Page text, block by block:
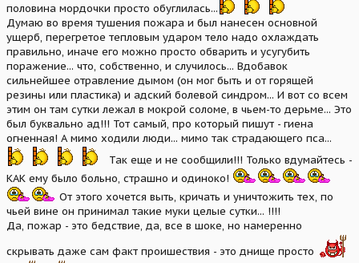
половина мордочки просто обуглилась...
Думаю во время тушения пожара и был нанесен основной
ущерб, перегретое тепловым ударом тело надо охлаждать
правильно, иначе его можно просто обварить и усугубить
поражение... что, собственно, и случилось... Вдобавок
сильнейшее отравление дымом (он мог быть и от горящей
резины или пластика) и адский болевой синдром... И вот со всем
этим он там сутки лежал в мокрой соломе, в чьем-то дерьме... Это
был буквально ад!!! Тот самый, про который пишут - гиена
огненная! А мимо ходили люди... мимо так страдающего пса...
Так еще и не сообщили!!! Только вдумайтесь -
КАК ему было больно, страшно и одиноко!
От этого хочется выть, кричать и уничтожить тех, по
чьей вине он принимал такие муки целые сутки... !!!!
Да, пожар - это бедствие, да, все в шоке, но намеренно
скрывать даже сам факт проишествия - это днище просто